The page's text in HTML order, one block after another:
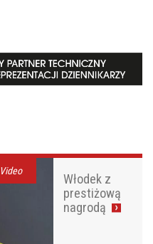
Video
Włodek z
prestiżową
nagrodą